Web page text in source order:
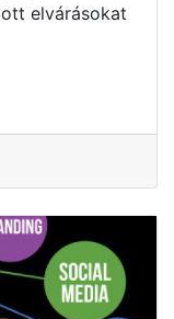
elvárásokat